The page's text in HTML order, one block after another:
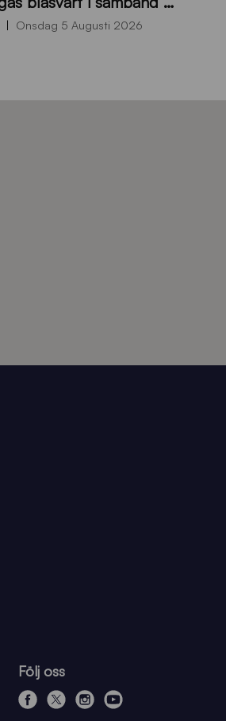
Onsdag 5 Augusti 2026
Följ oss
f x i y